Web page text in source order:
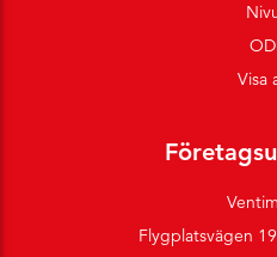
Visa
Flygplatsvägen